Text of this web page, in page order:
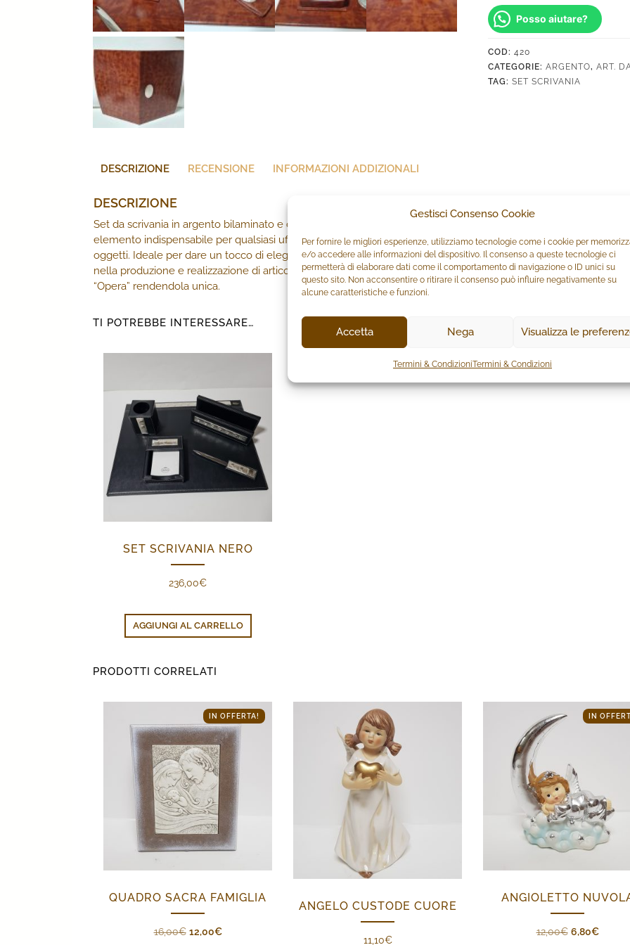
Gestisci Consenso Cookie
Per fornire le migliori esperienze, utilizziamo tecnologie come i cookie per
e/o accedere alle informazioni del dispositivo. Il consenso a queste tecnologie ci
permetterà di elaborare dati come il comportamento di navigazione o ID unici su
questo sito. Non acconsentire o ritirare il consenso può influire negativamente su
alcune caratteristiche e funzioni.
Accetta Nega Visualizza le
Termini & CondizioniTermini & Condizioni
Posso aiutare?
COD: 420
CATEGORIE: ARGENTO, ART.
TAG: SET SCRIVANIA
DESCRIZIONE RECENSIONE INFORMAZIONI ADDIZIONALI
DESCRIZIONE
Set da scrivania in argento bilaminato e cuoio con cuciture a vista composto da 5 pezzi: sotto mano,
elemento indispensabile per qualsiasi ufficio. Utile per preservare il piano di lavoro della scrivania dall’usura
oggetti. Ideale per dare un tocco di eleganza all’ufficio. Manualità ed eccellenza sono i valori che, da oltre 40
nella produzione e realizzazione di articoli da regalo in argento 925‰. I dettagli in Argento 925 millesimi, di cui
“Opera” rendendola unica.
TI POTREBBE INTERESSARE…
SET SCRIVANIA NERO
236,00€
AGGIUNGI AL CARRELLO
PRODOTTI CORRELATI
IN OFFERTA!
QUADRO SACRA FAMIGLIA
16,00€ Il
12,00€Il
ANGELO CUSTODE CUORE
11,10€
IN
ANGIOLETTO
12,00€ Il
6,80€Il